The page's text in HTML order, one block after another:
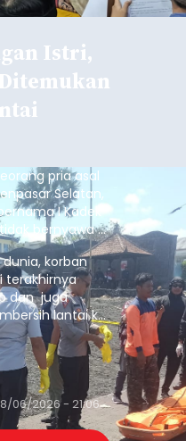
Istri,
pria asal
Selatan,
I Kadek
bernyawa di
korban
terakhirnya
dan juga
lantai ke
06/2026 - 21:06